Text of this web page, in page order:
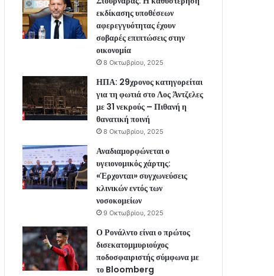
εκδίκασης υποθέσεων
αφερεγγυότητας έχουν
σοβαρές επιπτώσεις στην
οικονομία
8 Οκτωβρίου, 2025
ΗΠΑ: 29χρονος κατηγορείται
για τη φωτιά στο Λος Άντζελες
με 31 νεκρούς – Πιθανή η
θανατική ποινή
8 Οκτωβρίου, 2025
Αναδιαμορφώνεται ο
υγειονομικός χάρτης:
«Έρχονται» συγχωνεύσεις
κλινικών εντός των
νοσοκομείων
9 Οκτωβρίου, 2025
Ο Ρονάλντο είναι ο πρώτος
δισεκατομμυριούχος
ποδοσφαιριστής σύμφωνα με
το Bloomberg